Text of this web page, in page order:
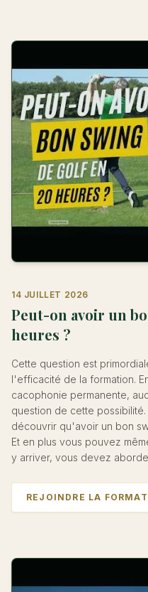
14 JUILLET 2026
Peut-on avoir un
heures ?
Cette question est
l'efficacité de la formation.
cacophonie permanente,
question de cette
découvrir qu'avoir un bon
Et en plus vous pouvez
y arriver, vous devez
REJOINDRE LA